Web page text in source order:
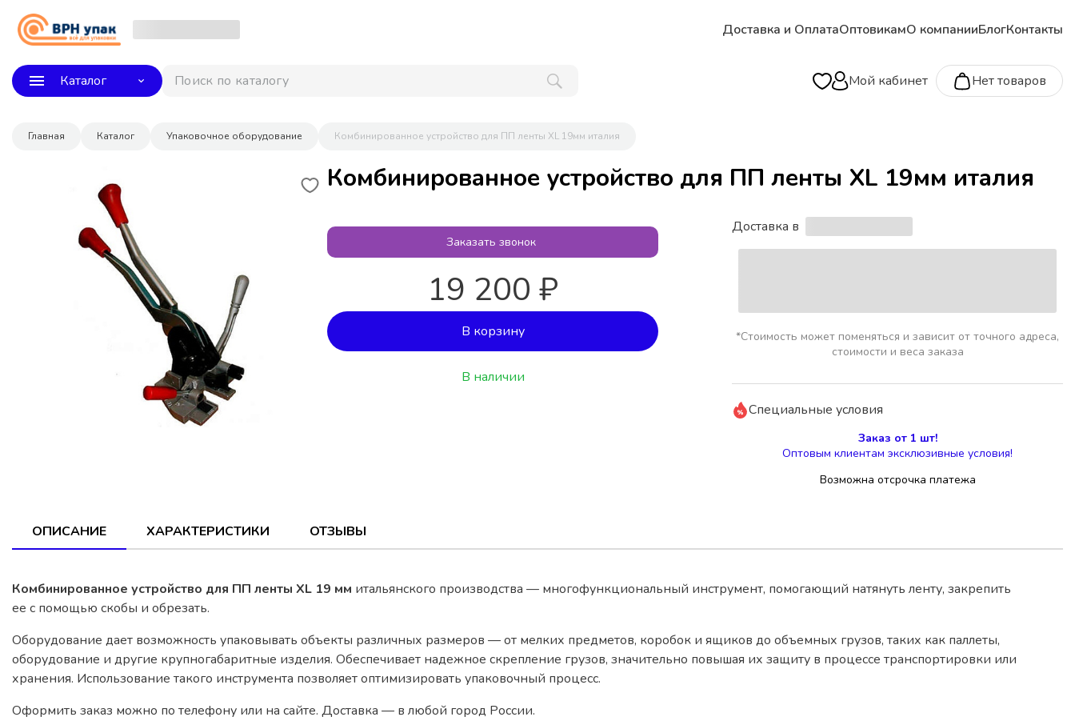
Доставка и ОплатаОптовикамО компанииБлогКонтакты
Каталог Поиск по каталогу Мой кабинет Нет товаров
Главная Каталог Упаковочное оборудование Комбинированное устройство для ПП ленты XL 19мм италия
Комбинированное устройство для ПП ленты XL 19мм италия
Заказать звонок
19 200 ₽
В корзину
В наличии
Доставка в
*Стоимость может поменяться и зависит от точного адреса,
стоимости и веса заказа
Специальные условия
Заказ от 1 шт!
Оптовым клиентам эксклюзивные условия!
Возможна отсрочка платежа
ОПИСАНИЕ ХАРАКТЕРИСТИКИ ОТЗЫВЫ
Комбинированное устройство для ПП ленты XL 19 мм итальянского производства — многофункциональный инструмент, помогающий натянуть ленту, закрепить
ее с помощью скобы и обрезать.
Оборудование дает возможность упаковывать объекты различных размеров — от мелких предметов, коробок и ящиков до объемных грузов, таких как паллеты,
оборудование и другие крупногабаритные изделия. Обеспечивает надежное скрепление грузов, значительно повышая их защиту в процессе транспортировки или
хранения. Использование такого инструмента позволяет оптимизировать упаковочный процесс.
Оформить заказ можно по телефону или на сайте. Доставка — в любой город России.